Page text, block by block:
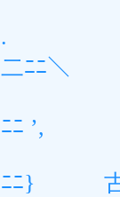
.
二ﾆﾆ＼
ﾆﾆ ’,
／
ﾆﾆ} 古蝙